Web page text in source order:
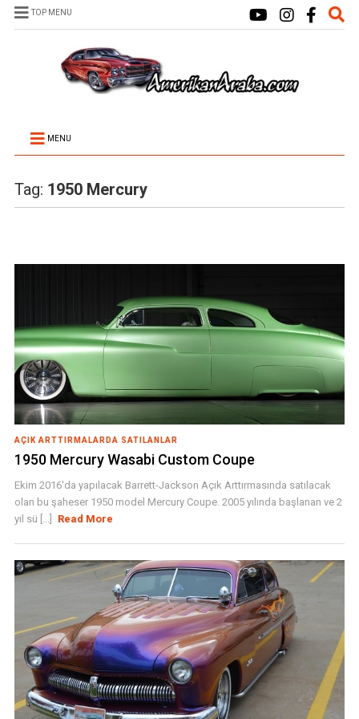
TOP MENU
MENU
Tag: 1950 Mercury
AÇIK ARTTIRMALARDA SATILANLAR
1950 Mercury Wasabi Custom Coupe
Ekim 2016'da yapılacak Barrett-Jackson Açık Arttırmasında satılacak
olan bu şaheser 1950 model Mercury Coupe. 2005 yılında başlanan ve 2
yıl sü [...]
Read More